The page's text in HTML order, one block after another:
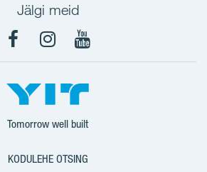
Jälgi meid
FacebookInstagram
YouTube
Tomorrow well built
KODULEHE OTSING